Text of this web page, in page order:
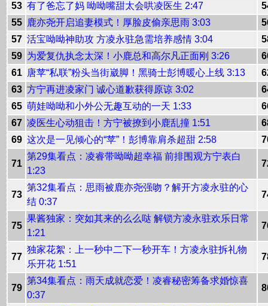
53 有了爸忘了妈 呦呦嘴甜太会哄凌医生 2:47
55
鹿亦尧开启追妻模式！厚脸皮偷亲思雨 3:03
57 活宝呦呦神助攻 方凌永驻急需培养感情 3:04
59 为爱复仇执念太深！小鹿总和高尔凡正面刚 3:26
61
唐苹“私联”粉头当街崴脚！黑骑士彭博暖心上线 3:13
63 方宁再进凌家门 诚心道歉获得原谅 3:02
65 萌娃呦呦和小外公无趣互动的一天 1:33
67 凌医生心动狙击！方宁被撩到小鹿乱撞 1:51
69 这次是一见倾心的“苹”！彭博靠肩杀超甜 2:58
71
第29集看点：凌睿带呦呦超幸福 前排围观方宁表白
1:23
73
第32集看点：思雨被鹿亦尧强吻？解开方凌永驻的心
结 0:37
75
果酱独家：突如其来的么么哒 解锁方凌永驻欢乐日常
1:21
77
独家花絮：上一秒中二下一秒开车！方凌永驻拆礼物
乐开花 1:51
79
第34集看点：雨天成就恋爱！凌睿秘密筹备求婚惊喜
0:37